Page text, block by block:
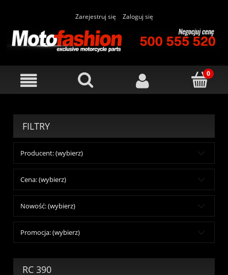
Zarejestruj się Zaloguj się
FILTRY
Producent: (wybierz)
Cena: (wybierz)
Nowość: (wybierz)
Promocja: (wybierz)
RC 390